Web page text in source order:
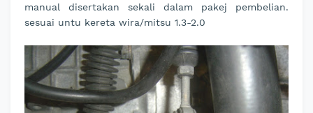
manual disertakan sekali dalam pakej pembelian.
sesuai untu kereta wira/mitsu 1.3-2.0